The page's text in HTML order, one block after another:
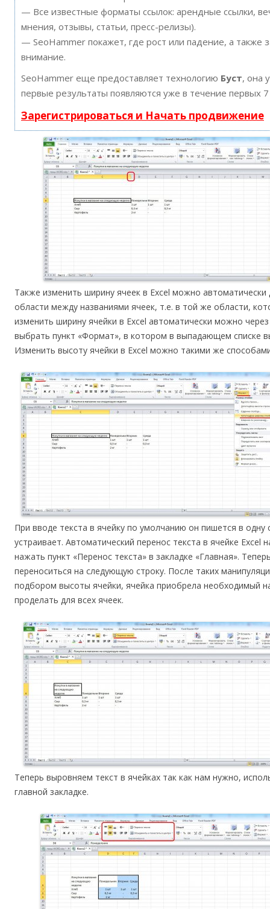
— Все известные форматы ссылок: арендные ссылки,
мнения, отзывы, статьи, пресс-релизы).
— SeoHammer покажет, где рост или падение, а также
внимание.
SeoHammer еще предоставляет технологию Буст, она
первые результаты появляются уже в течение первых
Зарегистрироваться и Начать продвижение
Также изменить ширину ячеек в Excel можно
области между названиями ячеек, т.е. в той же области,
изменить ширину ячейки в Excel автоматически можно
выбрать пункт «Формат», в котором в выпадающем списке
Изменить высоту ячейки в Excel можно такими же
При вводе текста в ячейку по умолчанию он пишется в одну
устраивает. Автоматический перенос текста в ячейке
нажать пункт «Перенос текста» в закладке «Главная».
переноситься на следующую строку. После таких
подбором высоты ячейки, ячейка приобрела необходимый
проделать для всех ячеек.
Теперь выровняем текст в ячейках так как нам нужно,
главной закладке.